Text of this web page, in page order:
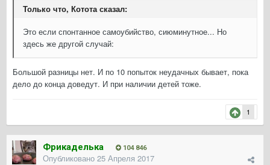
Только что, Котота сказал:
Это если спонтанное самоубийство, сиюминутное... Но
здесь же другой случай:
Большой разницы нет. И по 10 попыток неудачных бывает, пока
дело до конца доведут. И при наличии детей тоже.
1
Фрикаделька 104 846
Опубликовано 25 Апреля 2017